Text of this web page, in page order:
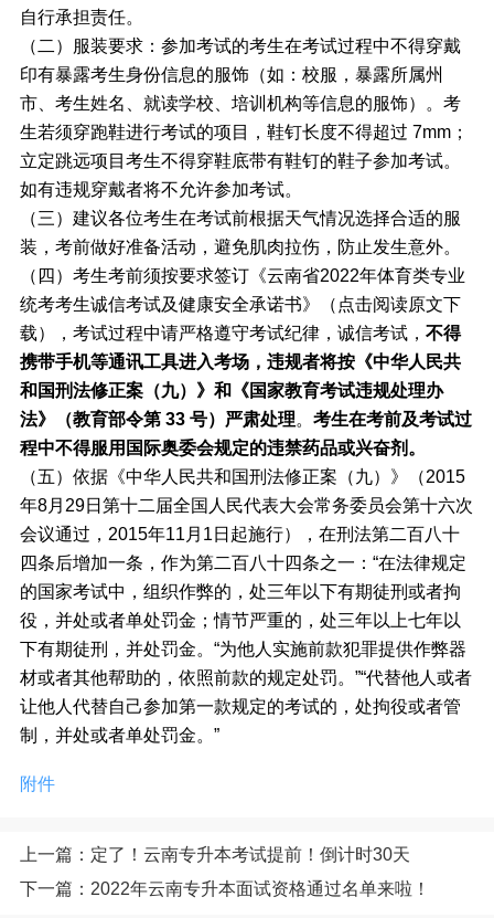
自行承担责任。
（二）服装要求：参加考试的考生在考试过程中不得穿戴
印有暴露考生身份信息的服饰（如：校服，暴露所属州
市、考生姓名、就读学校、培训机构等信息的服饰）。考
生若须穿跑鞋进行考试的项目，鞋钉长度不得超过 7mm；
立定跳远项目考生不得穿鞋底带有鞋钉的鞋子参加考试。
如有违规穿戴者将不允许参加考试。
（三）建议各位考生在考试前根据天气情况选择合适的服
装，考前做好准备活动，避免肌肉拉伤，防止发生意外。
（四）考生考前须按要求签订《云南省2022年体育类专业
统考考生诚信考试及健康安全承诺书》（点击阅读原文下
载），考试过程中请严格遵守考试纪律，诚信考试， 不得
携带手机等通讯工具进入考场，违规者将按《中华人民共
和国刑法修正案（九）》和《国家教育考试违规处理办
法》（教育部令第 33 号）严肃处理。 考生在考前及考试过
程中不得服用国际奥委会规定的违禁药品或兴奋剂。
（五）依据《中华人民共和国刑法修正案（九）》（2015
年8月29日第十二届全国人民代表大会常务委员会第十六次
会议通过，2015年11月1日起施行），在刑法第二百八十
四条后增加一条，作为第二百八十四条之一：“在法律规定
的国家考试中，组织作弊的，处三年以下有期徒刑或者拘
役，并处或者单处罚金；情节严重的，处三年以上七年以
下有期徒刑，并处罚金。“为他人实施前款犯罪提供作弊器
材或者其他帮助的，依照前款的规定处罚。”“代替他人或者
让他人代替自己参加第一款规定的考试的，处拘役或者管
制，并处或者单处罚金。”
附件
上一篇：定了！云南专升本考试提前！倒计时30天
下一篇：2022年云南专升本面试资格通过名单来啦！